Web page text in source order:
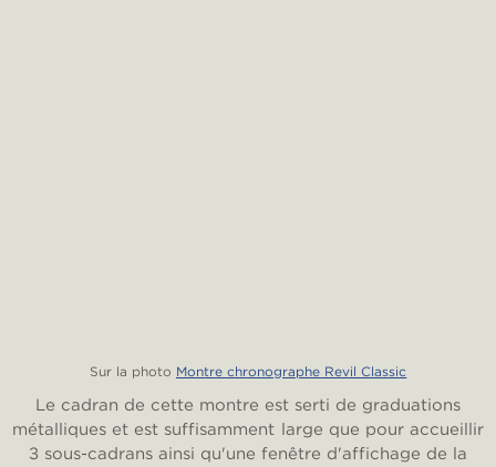
Sur la photo Montre chronographe Revil Classic
Le cadran de cette montre est serti de graduations
métalliques et est suffisamment large que pour accueillir
3 sous-cadrans ainsi qu'une fenêtre d'affichage de la